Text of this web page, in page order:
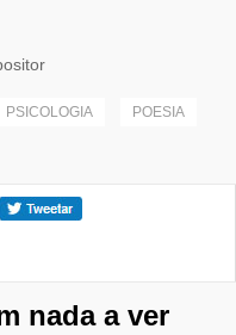
PSICOLOGIA POESIA
nada a ver